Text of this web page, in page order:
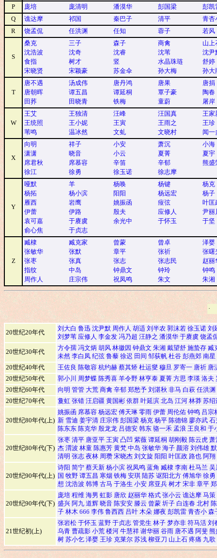
P
庞培 庞清明 潘漠华 彭国梁
彭凯
Q
谯达摩 祁国 秦巴子 清平
青杏
R
饶孟侃 任洪渊 任知 蓉子 若风
S
桑克 三子 森子 商禽
山上
沈浩波
沈奇 沈睿 沈苇
沈尹
食指
树才 竖 水晶珠琏
舒婷
宋晓贤
宋颖豪 苏金伞 孙大梅 孙大
T
唐不遇 汤成伟 唐丹鸿 唐果
唐捐
唐朝晖
谭五昌 谭延桐 覃子豪
陶春
田荞
田晓青 铁梅 童蔚 屠岸
W
王艾 王独清 汪峰 汪国真
王家
王统照
王小妮 王寅 王雨之
王珍
苇鸣
温冰然 文虬 文晓村 闻一
X
向明 祥子 小安 萧沉
小海
潇潇
晓音 小云 夏菁
夏宇
席君秋
席慕容 辛笛 辛郁
熊盛
徐江
徐勇 徐玉诺 徐志摩
Y
哑默 羊 杨唤 杨键
杨克
杨拓
杨小滨 阳阳 杨远宏
杨子
雁西
岩鹰 姚振函 痖弦
叶匡
伊蕾
伊路 殷夫 应修人
尹丽
袁可嘉
于赓虞 余光中 于怀玉
于坚
俞心焦
于贞志
Z
臧棣 臧克家 曾蒙 曾卓
泽婴
张敏华
张默 章平 张祈
张曙
张枣
张真 张志 张志民
赵丽
指纹
中岛 钟鼎文 钟玲
钟鸣
周作人
庄宗伟 祝凤鸣 朱文 朱湘
·
20世纪20年代
刘大白 鲁迅 沈尹默 周作人 胡适 刘半农 郭沫若 徐玉诺 刘
刘梦苇 应修人 李金发 冯乃超 汪静之 潘漠华 于赓虞 饶孟
20世纪30年代
方令孺 冯文炳 胡风 林徽因 钟鼎文 朱湘 戴望舒 施蛰存 臧
未然 李白凤 纪弦 鲁藜 徐迟 田间 邹荻帆 杜谷 彭燕郊 南星
20世纪40年代
王佐良 陈敬容 杭约赫 蔡其矫 杜运燮 穆旦 罗寄一 唐祈 唐
20世纪50年代
郭小川 周梦蝶 陈秀喜 羊令野 林亨泰 夏菁 方思 李瑛 洛夫
20世纪60年代
向明 管管 大荒 商禽 辛郁 郑愁予 刘湛秋 非马 白萩 任洪渊
20世纪70年代
敻虹 张错 汪启疆 黄国彬 依群 叶延滨 北岛 江河 林莽 苏绍
20世纪80年代(上)
姚振函 席慕容 杨远宏 傅天琳 零雨 伊蕾 周伦佑 钟鸣 吕宗
新 雪迪 姜宇清 庄宗伟 彭国梁 杨克 杨平 陈德锦 廖亦武 石
陈东东 陈克华 殷龙龙 吕德安 韩东 骆一禾 孟浪 王良和 于
20世纪80年代(下)
张枣 清平 唐亚平 王寅 凸凹 紫薇 谭延桐 胡刚毅 陈云虎 萧
杰 渭波 林童 陈惠芳 黄梵 中岛 张敏华 海子 颜溶 刘伟雄
清明 张志 夜林 周瓒 宋晓杰 刘文旋 阳阳 叶匡政 路也 阿翔
20世纪90年代(上)
诗阳 简宁 蔡天新 杨小滨 祝凤鸣 蓝角 臧棣 李南 杜马兰 吴
国 牧野 谭五昌 寒烟 铁梅 安琪 陆苏 讴阳北方 傅旭华 徐勇
想 沈浩波 韩博 古马 于洛生 小安 席亚兵 树才 宋非 章平
20世纪90年代(下)
庞培 程维 海男 虹影 唐欣 赵丽华 格式 张小云 谯达摩 马策
盛兴 阿九 道辉 晓音 陈安安 滕云 曾蒙 圻子 白连春 北村
子 林木 666 李伟 鲁西西 吕叶 木朵 娜夜 彭凯雷 青杏小 森
21世纪初(上)
张岩松 于怀玉 蓝野 于贞志 管党生 林子 梦亦非 符马活 刘
乌青 曹疏影 小荒 楼河 牛慧祥 谢华丽 谷雨 唐不遇 阿斐 熊
树 苏小乞 泽婴 王珍 克莱尔 苏浅 柳亚刀 山上石 疼痛 九歌